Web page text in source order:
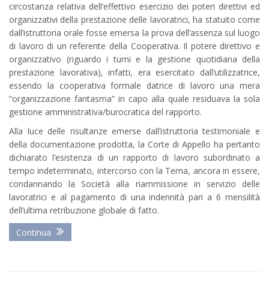
circostanza relativa dell’effettivo esercizio dei poteri direttivi ed
organizzativi della prestazione delle lavoratrici, ha statuito come
dall’istruttoria orale fosse emersa la prova dell’assenza sul luogo
di lavoro di un referente della Cooperativa. Il potere direttivo e
organizzativo (riguardo i turni e la gestione quotidiana della
prestazione lavorativa), infatti, era esercitato dall’utilizzatrice,
essendo la cooperativa formale datrice di lavoro una mera
“organizzazione fantasma” in capo alla quale residuava la sola
gestione amministrativa/burocratica del rapporto.
Alla luce delle risultanze emerse dall’istruttoria testimoniale e
della documentazione prodotta, la Corte di Appello ha pertanto
dichiarato l’esistenza di un rapporto di lavoro subordinato a
tempo indeterminato, intercorso con la Terna, ancora in essere,
condannando la Società alla riammissione in servizio delle
lavoratrici e al pagamento di una indennità pari a 6 mensilità
dell’ultima retribuzione globale di fatto.
Continua